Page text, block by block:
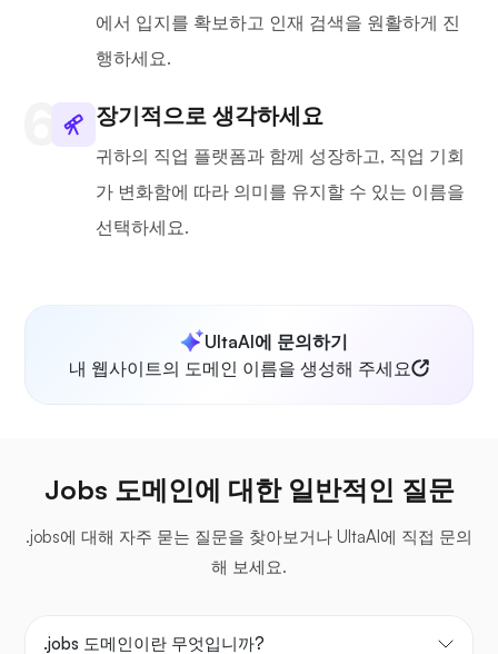
에서 입지를 확보하고 인재 검색을 원활하게 진
행하세요.
장기적으로 생각하세요
귀하의 직업 플랫폼과 함께 성장하고, 직업 기회
가 변화함에 따라 의미를 유지할 수 있는 이름을
선택하세요.
UltaAI에 문의하기
내 웹사이트의 도메인 이름을 생성해 주세요
Jobs 도메인에 대한 일반적인 질문
.jobs에 대해 자주 묻는 질문을 찾아보거나 UltaAI에 직접 문의
해 보세요.
.jobs 도메인이란 무엇입니까?